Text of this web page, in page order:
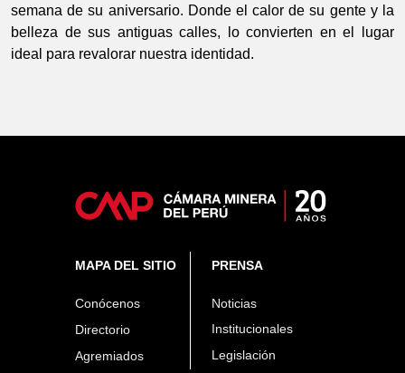
semana de su aniversario. Donde el calor de su gente y la
belleza de sus antiguas calles, lo convierten en el lugar
ideal para revalorar nuestra identidad.
MAPA DEL SITIO
Conócenos
Directorio
Agremiados
PRENSA
Noticias
Institucionales
Legislación